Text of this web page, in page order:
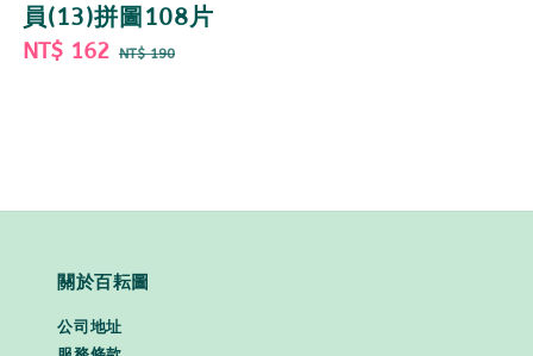
員(13)拼圖108片
Sale
NT$ 162 Regular
NT$ 190
關於百耘圖
公司地址